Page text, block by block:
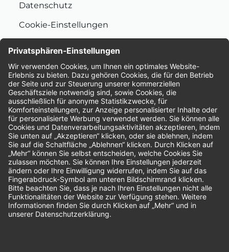
Datenschutz
Cookie-Einstellungen
Bewertungen